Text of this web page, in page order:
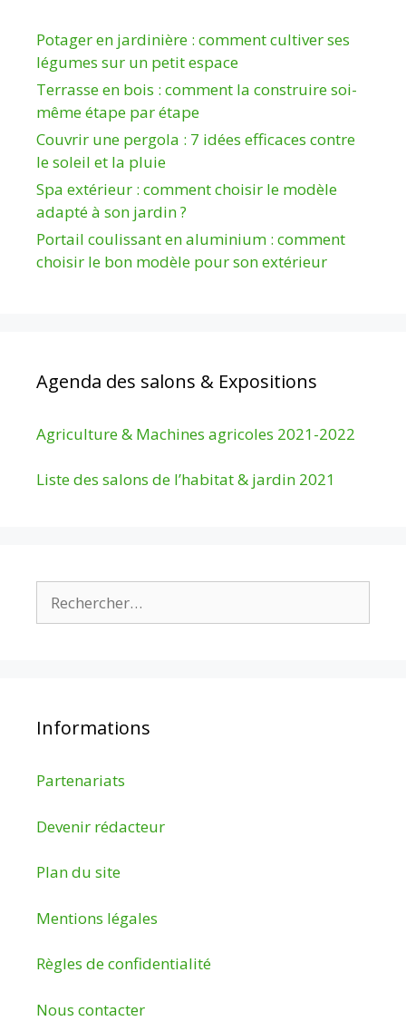
Potager en jardinière : comment cultiver ses
légumes sur un petit espace
Terrasse en bois : comment la construire soi-
même étape par étape
Couvrir une pergola : 7 idées efficaces contre
le soleil et la pluie
Spa extérieur : comment choisir le modèle
adapté à son jardin ?
Portail coulissant en aluminium : comment
choisir le bon modèle pour son extérieur
Agenda des salons & Expositions
Agriculture & Machines agricoles 2021-2022
Liste des salons de l’habitat & jardin 2021
Informations
Partenariats
Devenir rédacteur
Plan du site
Mentions légales
Règles de confidentialité
Nous contacter